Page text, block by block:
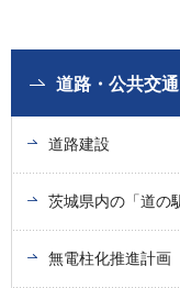
道路・公共交通
道路建設
茨城県内の「道の
無電柱化推進計画